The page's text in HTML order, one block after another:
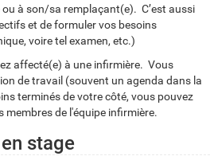
ou à son/sa remplaçant(e). C’est aussi
et de formuler vos besoins
voire tel examen, etc.)
affecté(e) à une infirmière. Vous
de travail (souvent un agenda dans la
terminés de votre côté, vous pouvez
de l'équipe infirmière.
stage